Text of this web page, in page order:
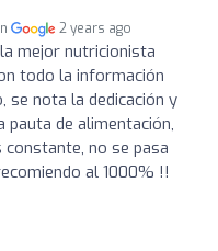
2 years ago
mejor nutricionista
todo la información
se nota la dedicación y
pauta de alimentación,
no se pasa
al 1000% !!